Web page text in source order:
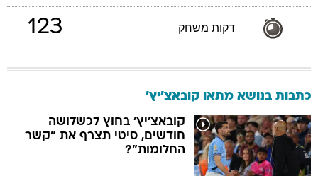
דקות משחק 123
כתבות בנושא מתאו קובאצ'יץ'
קובאצ'יץ' בחוץ לכשלושה
חודשים, סיטי תצרף את "קשר
החלומות"?